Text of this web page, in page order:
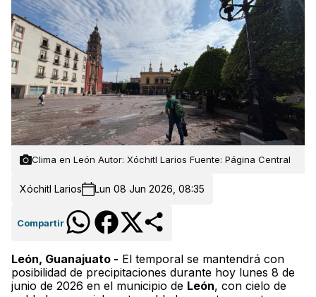
Clima en León Autor: Xóchitl Larios Fuente: Página Central
Xóchitl Larios Lun 08 Jun 2026, 08:35
Compartir
León, Guanajuato - El temporal se mantendrá con
posibilidad de precipitaciones durante hoy lunes 8 de
junio de 2026 en el municipio de León, con cielo de